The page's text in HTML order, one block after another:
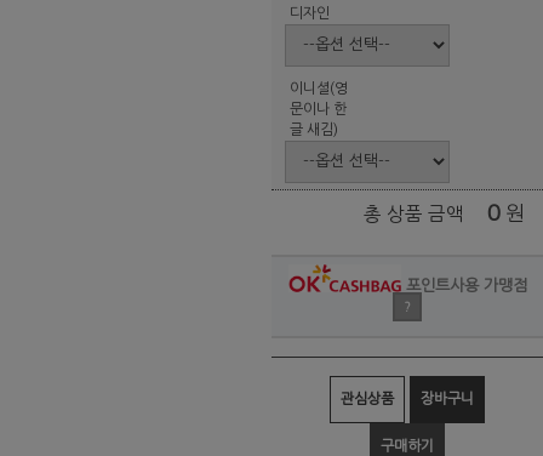
디자인
이니셜(영
문이나 한
글 새김)
총 상품 금액 0 원
포인트사용 가맹점
?
관심상품 장바구니
구매하기